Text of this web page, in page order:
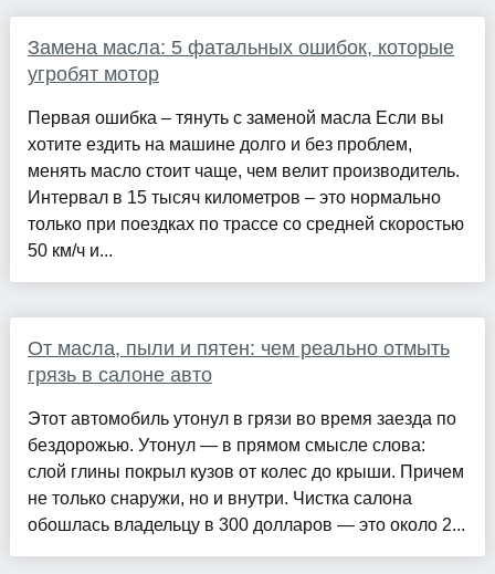
Замена масла: 5 фатальных ошибок, которые
угробят мотор
Первая ошибка – тянуть с заменой масла Если вы
хотите ездить на машине долго и без проблем,
менять масло стоит чаще, чем велит производитель.
Интервал в 15 тысяч километров – это нормально
только при поездках по трассе со средней скоростью
50 км/ч и...
От масла, пыли и пятен: чем реально отмыть
грязь в салоне авто
Этот автомобиль утонул в грязи во время заезда по
бездорожью. Утонул — в прямом смысле слова:
слой глины покрыл кузов от колес до крыши. Причем
не только снаружи, но и внутри. Чистка салона
обошлась владельцу в 300 долларов — это около 2...